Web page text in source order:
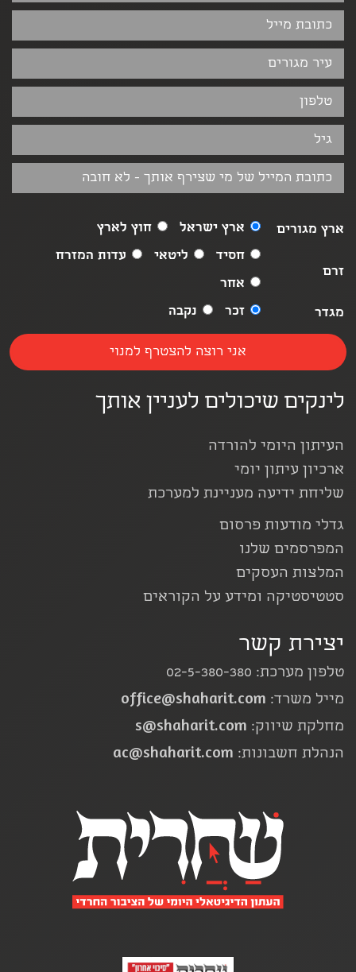
ארץ מגורים ארץ ישראל חוץ לארץ
זרם
חסיד ליטאי
עדות המזרח
אחר
מגדר
זכר נקבה
לינקים שיכולים לעניין אותך
העיתון היומי להורדה
ארכיון עיתון יומי
שליחת ידיעה מעניינת למערכת
גדלי מודעות פרסום
המפרסמים שלנו
המלצות העסקים
סטטיסטיקה ומידע על הקוראים
יצירת קשר
טלפון מערכת: 02-5-380-380
מייל משרד: office@shaharit.com
מחלקת שיווק: s@shaharit.com
הנהלת חשבונות: ac@shaharit.com